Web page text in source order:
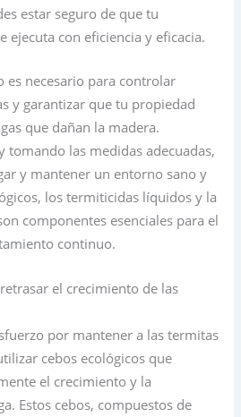
estar seguro de que tu
ejecuta con eficiencia y eficacia.
es necesario para controlar
y garantizar que tu propiedad
que dañan la madera.
tomando las medidas adecuadas,
y mantener un entorno sano y
los termiticidas líquidos y la
componentes esenciales para el
continuo.
el crecimiento de las
por mantener a las termitas
cebos ecológicos que
el crecimiento y la
Estos cebos, compuestos de